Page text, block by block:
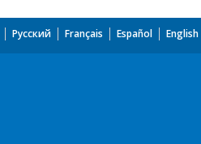
English
Español
Français
Русский